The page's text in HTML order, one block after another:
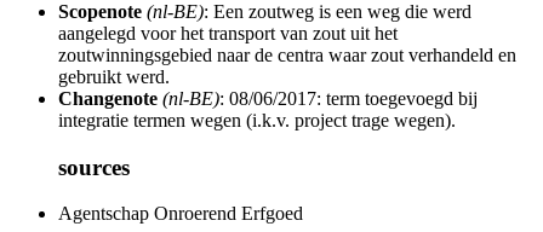
Scopenote (nl-BE): Een zoutweg is een weg die werd
aangelegd voor het transport van zout uit het
zoutwinningsgebied naar de centra waar zout verhandeld en
gebruikt werd.
Changenote (nl-BE): 08/06/2017: term toegevoegd bij
integratie termen wegen (i.k.v. project trage wegen).
sources
Agentschap Onroerend Erfgoed